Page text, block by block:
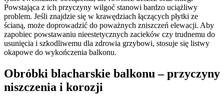
Powstająca z ich przyczyny wilgoć stanowi bardzo uciążliwy
problem. Jeśli znajdzie się w krawędziach łączących płytki ze
ścianą, może doprowadzić do poważnych zniszczeń elewacji. Aby
zapobiec powstawaniu nieestetycznych zacieków czy trudnemu do
usunięcia i szkodliwemu dla zdrowia grzybowi, stosuje się listwy
okapowe do wykończenia balkonu.
Obróbki blacharskie balkonu ‒ przyczyny
niszczenia i korozji